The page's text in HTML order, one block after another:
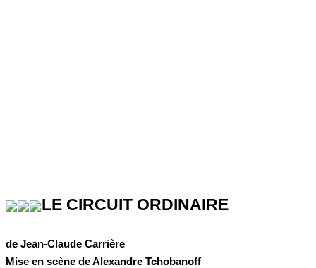
LE CIRCUIT ORDINAIRE
de Jean-Claude Carrière
Mise en scène de Alexandre Tchobanoff